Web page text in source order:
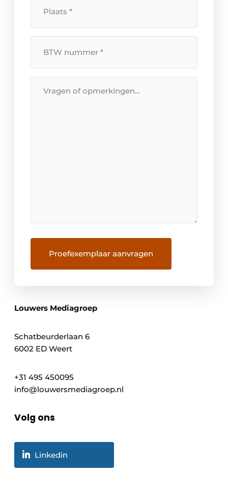
Nummer
*
Louwers Mediagroep
Schatbeurderlaan 6
6002 ED Weert
+31 495 450095
info@louwersmediagroep.nl
Volg ons
Linkedin